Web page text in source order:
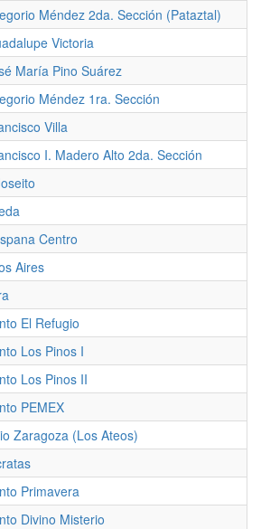
Méndez 2da. Sección (Pataztal)
Victoria
María Pino Suárez
Méndez 1ra. Sección
Villa
I. Madero Alto 2da. Sección
Centro
Aires
El Refugio
Los Pinos I
Los Pinos II
PEMEX
Zaragoza (Los Ateos)
Primavera
Divino Misterio